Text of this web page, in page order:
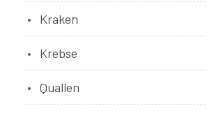
Kraken
Krebse
Quallen